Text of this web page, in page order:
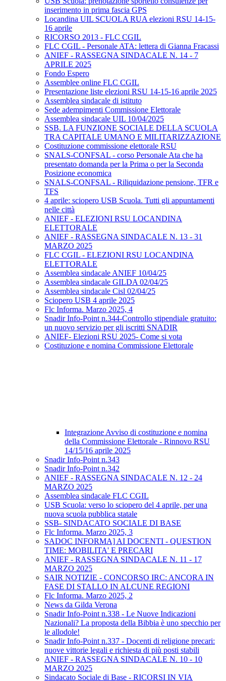
inserimento in prima fascia GPS
Locandina UIL SCUOLA RUA elezioni RSU 14-15-
16 aprile
RICORSO 2013 - FLC CGIL
FLC CGIL - Personale ATA: lettera di Gianna Fracassi
ANIEF - RASSEGNA SINDACALE N. 14 - 7
APRILE 2025
Fondo Espero
Assemblee online FLC CGIL
Presentazione liste elezioni RSU 14-15-16 aprile 2025
Assemblea sindacale di istituto
Sede adempimenti Commissione Elettorale
Assemblea sindacale UIL 10/04/2025
SSB. LA FUNZIONE SOCIALE DELLA SCUOLA
TRA CAPITALE UMANO E MILITARIZZAZIONE
Costituzione commissione elettorale RSU
SNALS-CONFSAL - corso Personale Ata che ha
presentato domanda per la Prima o per la Seconda
Posizione economica
SNALS-CONFSAL - Riliquidazione pensione, TFR e
TFS
4 aprile: sciopero USB Scuola. Tutti gli appuntamenti
nelle città
ANIEF - ELEZIONI RSU LOCANDINA
ELETTORALE
ANIEF - RASSEGNA SINDACALE N. 13 - 31
MARZO 2025
FLC CGIL - ELEZIONI RSU LOCANDINA
ELETTORALE
Assemblea sindacale ANIEF 10/04/25
Assemblea sindacale GILDA 02/04/25
Assemblea sindacale Cisl 02/04/25
Sciopero USB 4 aprile 2025
Flc Informa. Marzo 2025, 4
Snadir Info-Point n.344-Controllo stipendiale gratuito:
un nuovo servizio per gli iscritti SNADIR
ANIEF- Elezioni RSU 2025- Come si vota
Costituzione e nomina Commissione Elettorale
Integrazione Avviso di costituzione e nomina
della Commissione Elettorale - Rinnovo RSU
14/15/16 aprile 2025
Snadir Info-Point n.343
Snadir Info-Point n.342
ANIEF - RASSEGNA SINDACALE N. 12 - 24
MARZO 2025
Assemblea sindacale FLC CGIL
USB Scuola: verso lo sciopero del 4 aprile, per una
nuova scuola pubblica statale
SSB- SINDACATO SOCIALE DI BASE
Flc Informa. Marzo 2025, 3
SADOC INFORMA] AI DOCENTI - QUESTION
TIME: MOBILITA' E PRECARI
ANIEF - RASSEGNA SINDACALE N. 11 - 17
MARZO 2025
SAIR NOTIZIE - CONCORSO IRC: ANCORA IN
FASE DI STALLO IN ALCUNE REGIONI
Flc Informa. Marzo 2025, 2
News da Gilda Verona
Snadir Info-Point n.338 - Le Nuove Indicazioni
Nazionali? La proposta della Bibbia è uno specchio per
le allodole!
Snadir Info-Point n.337 - Docenti di religione precari:
nuove vittorie legali e richiesta di più posti stabili
ANIEF - RASSEGNA SINDACALE N. 10 - 10
MARZO 2025
Sindacato Sociale di Base - RICORSI IN VIA